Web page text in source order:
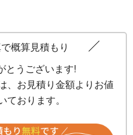
概算見積もり
とうございます!
、お見積り金額よりお値
ております。